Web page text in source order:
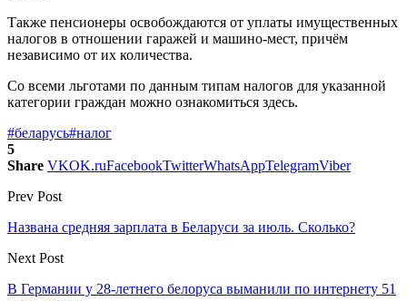
Также пенсионеры освобождаются от уплаты имущественных
налогов в отношении гаражей и машино-мест, причём
независимо от их количества.
Со всеми льготами по данным типам налогов для указанной
категории граждан можно ознакомиться здесь.
#беларусь#налог
5
Share VKOK.ruFacebookTwitterWhatsAppTelegramViber
Prev Post
Названа средняя зарплата в Беларуси за июль. Сколько?
Next Post
В Германии у 28-летнего белоруса выманили по интернету 51